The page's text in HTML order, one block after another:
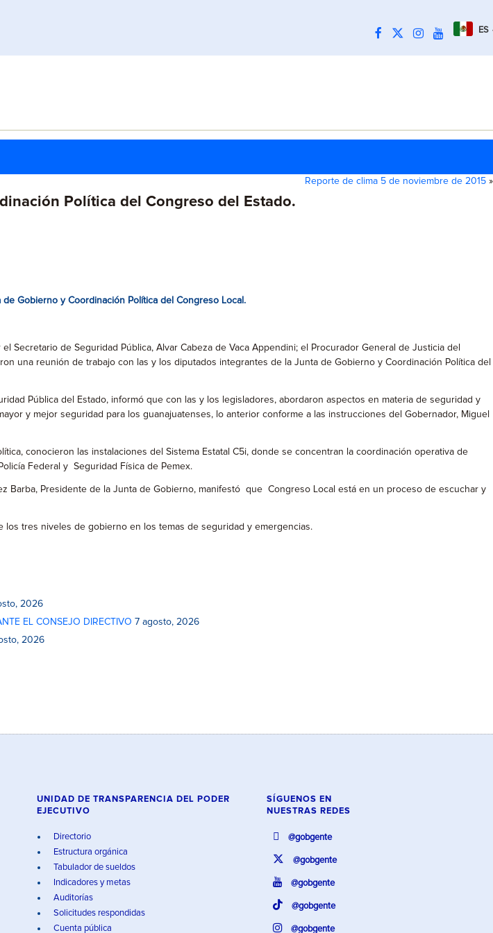
ES
Reporte de clima 5 de noviembre de 2015 »
Política del Congreso del Estado.
Gobierno y Coordinación Política del Congreso Local.
Secretario de Seguridad Pública, Alvar Cabeza de Vaca Appendini; el Procurador General de Justicia del
una reunión de trabajo con las y los diputados integrantes de la Junta de Gobierno y Coordinación Política del
Pública del Estado, informó que con las y los legisladores, abordaron aspectos en materia de seguridad y
y mejor seguridad para los guanajuatenses, lo anterior conforme a las instrucciones del Gobernador, Miguel
conocieron las instalaciones del Sistema Estatal C5i, donde se concentran la coordinación operativa de
Federal y Seguridad Física de Pemex.
Barba, Presidente de la Junta de Gobierno, manifestó que Congreso Local está en un proceso de escuchar y
los tres niveles de gobierno en los temas de seguridad y emergencias.
2026
EL CONSEJO DIRECTIVO 7 agosto, 2026
2026
UNIDAD DE TRANSPARENCIA DEL PODER
EJECUTIVO
Directorio
Estructura orgánica
Tabulador de sueldos
Indicadores y metas
Auditorías
Solicitudes respondidas
Cuenta pública
SÍGUENOS EN
NUESTRAS REDES
@gobgente
@gobgente
@gobgente
@gobgente
@gobgente